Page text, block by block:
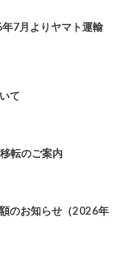
7月よりヤマト運輸
て
転のご案内
のお知らせ（2026年